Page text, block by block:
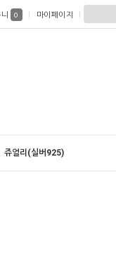
0 마이페이지
쥬얼리(실버925)